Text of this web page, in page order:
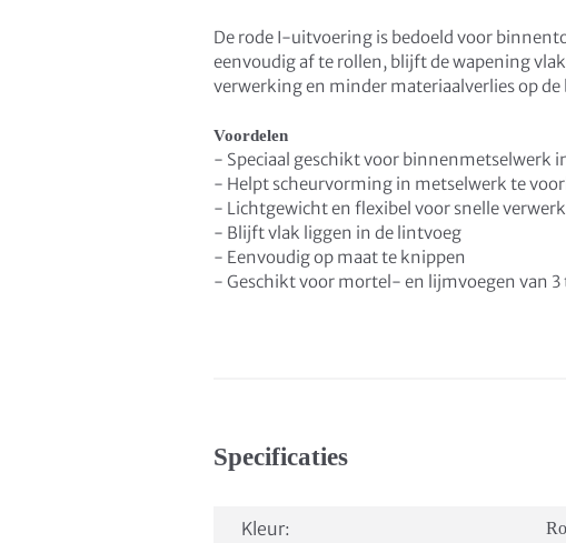
De rode I-uitvoering is bedoeld voor
eenvoudig af te rollen, blijft de wapening
verwerking en minder materiaalverlies op de
Voordelen
- Speciaal geschikt voor binnenmetselwerk
- Helpt scheurvorming in metselwerk te
- Lichtgewicht en flexibel voor snelle
- Blijft vlak liggen in de lintvoeg
- Eenvoudig op maat te knippen
- Geschikt voor mortel- en lijmvoegen van 3
Specificaties
Kleur: